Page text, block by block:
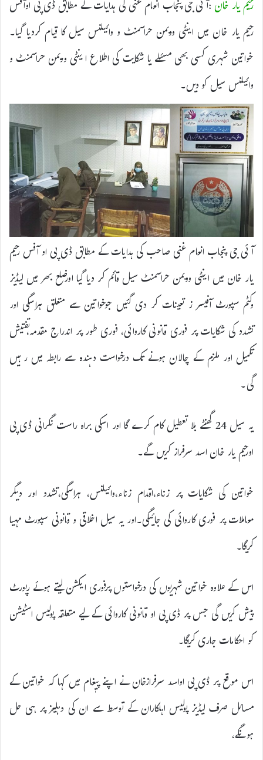
رحیم یار خان:آئی جی پنجاب انعام غنی کی ہدایات کے مطابق ڈی پی اوآفس
رحیم یار خان میں اینٹی وویمن حراسمنٹ و وائیلنس سیل کا قیام کردیا گیا۔
خواتین شہری کسی بھی مسئلے یا شکایت کی اطلاع ا ینٹی وویمن حراسمنٹ و
وائیلنس سیل کو دیں۔
آئی جی پنجاب انعام غنی صاحب کی ہدایات کے مطابق ڈی پی او آفس رحیم
یار خان میں اینٹی وویمن حراسمنٹ سیل قائم کر دیا گیا اورضلع بھر میں لیڈیز
وکٹم سپورٹ آفیسر ز تعینات کر دی گئیں جوخواتین سے متعلق ہراسگی اور
تشدد کی شکایات پر فوری قانونی کاروائی، فوری طور پر اندراج مقدمہ،تفتیش
تکمیل اور ملزم کے چالان ہونے تک درخواست دہندہ سے رابطہ میں رہیں
گی۔
یہ سیل 24 گھنٹے بلا تعطیل کام کرے گا اور اسکی براہ راست نگرانی ڈی پی
اورحیم یار خان اسد سرفراز کریں گے۔
خواتین کی شکایات پر زناء،اقدام زناء،وائیلنس، ہراسگی،تشدد اور دیگر
معاملات پر فوری کاروائی کی جائیگی۔اور یہ سیل اخلاقی و قانونی سپورٹ مہیا
کریگا۔
اس کے علاوہ خواتین شہریوں کی درخواستوں پرفوری ایکشن لیتے ہوئے رپورٹ
پیش کریں گی جس پر ڈی پی او قانونی کاروائی کے لیے متعلقہ پولیس اسٹیشن
کو احکامات جاری کریگا۔
اس موقع پر ڈی پی اواسد سرفرازخان نے اپنے پیٖغام میں کہا کہ خواتین کے
مسائل صرف لیڈیز پولیس اہلکاران کے توسط سے ان کی دہلیز پر ہی حل
ہونگے،